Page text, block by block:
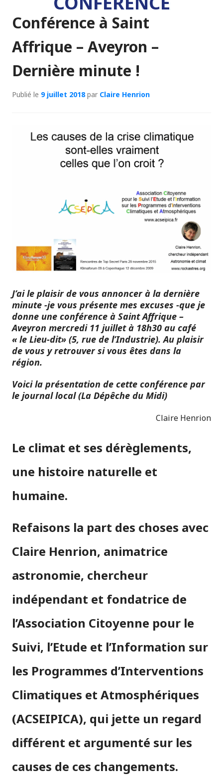
Conférence à Saint
Affrique – Aveyron –
Dernière minute !
Publié le 9 juillet 2018par Claire Henrion
J’ai le plaisir de vous annoncer à la dernière
minute -je vous présente mes excuses -que je
donne une conférence à Saint Affrique –
Aveyron mercredi 11 juillet à 18h30 au café
« le Lieu-dit» (5, rue de l’Industrie). Au plaisir
de vous y retrouver si vous êtes dans la
région.
Voici la présentation de cette conférence par
le journal local (La Dépêche du Midi)
Claire Henrion
Le climat et ses dérèglements,
une histoire naturelle et
humaine.
Refaisons la part des choses avec
Claire Henrion, animatrice
astronomie, chercheur
indépendant et fondatrice de
l’Association Citoyenne pour le
Suivi, l’Etude et l’Information sur
les Programmes d’Interventions
Climatiques et Atmosphériques
(ACSEIPICA), qui jette un regard
différent et argumenté sur les
causes de ces changements.